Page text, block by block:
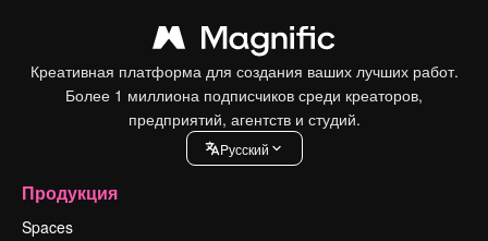
Креативная платформа для создания ваших лучших работ.
Более 1 миллиона подписчиков среди креаторов,
предприятий, агентств и студий.
Pусский
Продукция
Spaces